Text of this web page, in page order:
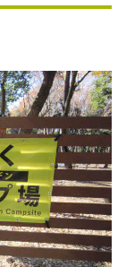
情報
ャンプ
ャンプ
ャンプ